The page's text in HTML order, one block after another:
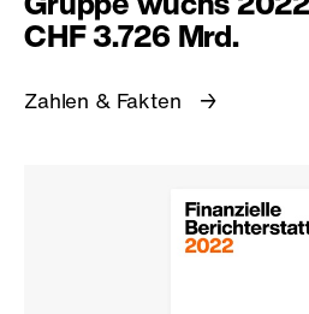
CHF 3.726 Mrd.
Zahlen & Fakten